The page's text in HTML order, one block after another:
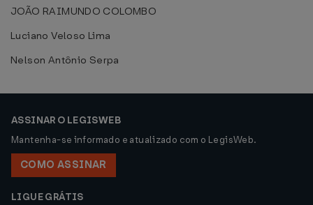
JOÃO RAIMUNDO COLOMBO
Luciano Veloso Lima
Nelson Antônio Serpa
ASSINAR O LEGISWEB
Mantenha-se informado e atualizado com o LegisWeb.
COMO ASSINAR
LIGUE GRÁTIS